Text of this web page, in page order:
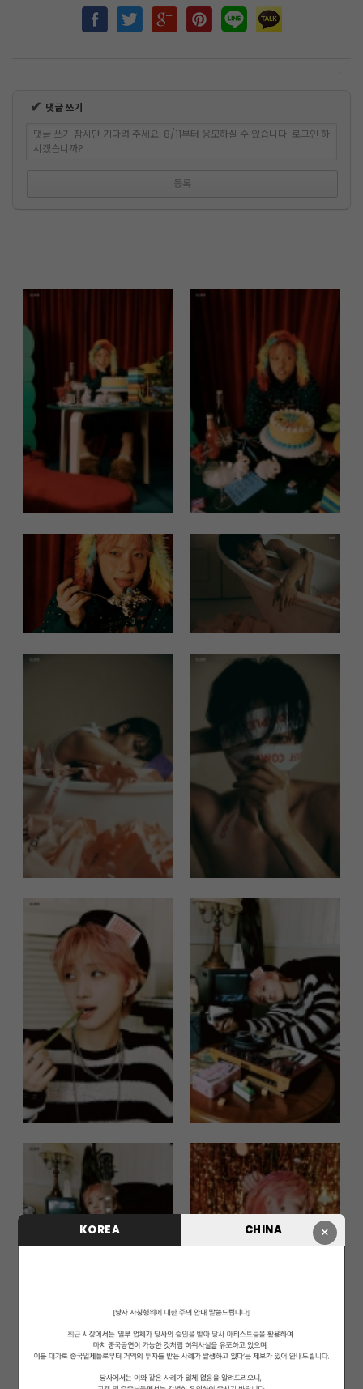
×
KOREA CHINA
✔ 댓글 쓰기
댓글 쓰기 잠시만 기다려 주세요. 8/11부터 응모하실 수 있습니다. 로그인 하
시겠습니까?